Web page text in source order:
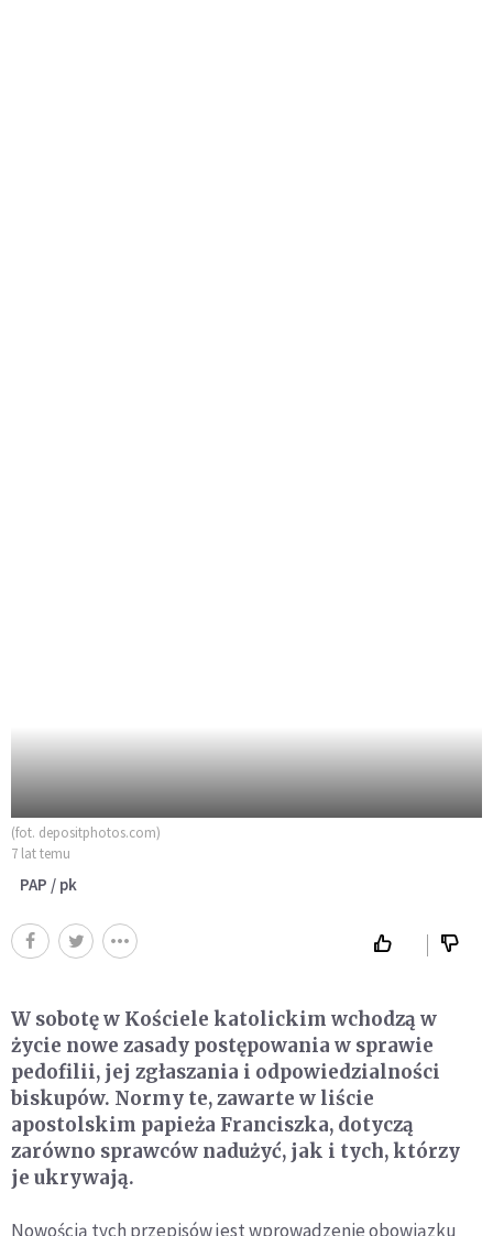
(fot. depositphotos.com)
7 lat temu
PAP / pk
W sobotę w Kościele katolickim wchodzą w
życie nowe zasady postępowania w sprawie
pedofilii, jej zgłaszania i odpowiedzialności
biskupów. Normy te, zawarte w liście
apostolskim papieża Franciszka, dotyczą
zarówno sprawców nadużyć, jak i tych, którzy
je ukrywają.
Nowością tych przepisów jest wprowadzenie obowiązku